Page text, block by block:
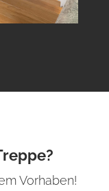
Vorhaben!